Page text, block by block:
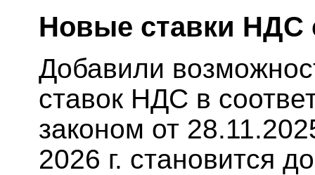
Новые ставки НДС
Добавили
ставок НДС в
законом от
2026 г. становится